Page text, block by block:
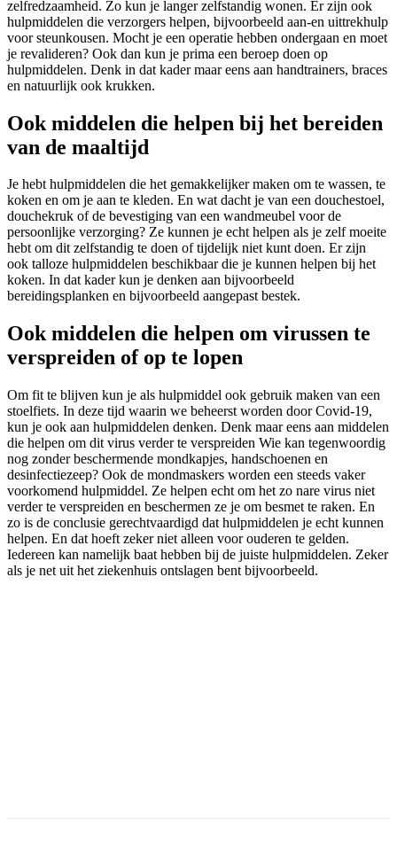
zelfredzaamheid. Zo kun je langer zelfstandig wonen. Er zijn ook
hulpmiddelen die verzorgers helpen, bijvoorbeeld aan-en uittrekhulp
voor steunkousen. Mocht je een operatie hebben ondergaan en moet
je revalideren? Ook dan kun je prima een beroep doen op
hulpmiddelen. Denk in dat kader maar eens aan handtrainers, braces
en natuurlijk ook krukken.
Ook middelen die helpen bij het bereiden
van de maaltijd
Je hebt hulpmiddelen die het gemakkelijker maken om te wassen, te
koken en om je aan te kleden. En wat dacht je van een douchestoel,
douchekruk of de bevestiging van een wandmeubel voor de
persoonlijke verzorging? Ze kunnen je echt helpen als je zelf moeite
hebt om dit zelfstandig te doen of tijdelijk niet kunt doen. Er zijn
ook talloze hulpmiddelen beschikbaar die je kunnen helpen bij het
koken. In dat kader kun je denken aan bijvoorbeeld
bereidingsplanken en bijvoorbeeld aangepast bestek.
Ook middelen die helpen om virussen te
verspreiden of op te lopen
Om fit te blijven kun je als hulpmiddel ook gebruik maken van een
stoelfiets. In deze tijd waarin we beheerst worden door Covid-19,
kun je ook aan hulpmiddelen denken. Denk maar eens aan middelen
die helpen om dit virus verder te verspreiden Wie kan tegenwoordig
nog zonder beschermende mondkapjes, handschoenen en
desinfectiezeep? Ook de mondmaskers worden een steeds vaker
voorkomend hulpmiddel. Ze helpen echt om het zo nare virus niet
verder te verspreiden en beschermen ze je om besmet te raken. En
zo is de conclusie gerechtvaardigd dat hulpmiddelen je echt kunnen
helpen. En dat hoeft zeker niet alleen voor ouderen te gelden.
Iedereen kan namelijk baat hebben bij de juiste hulpmiddelen. Zeker
als je net uit het ziekenhuis ontslagen bent bijvoorbeeld.